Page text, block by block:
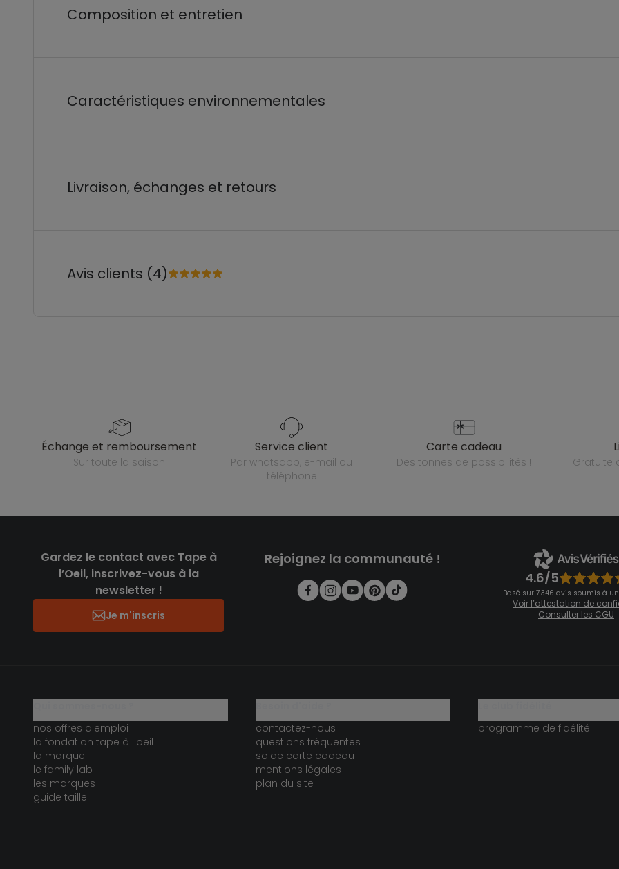
Composition et entretien
Caractéristiques environnementales
Livraison, échanges et retours
Avis clients (4)
échange et remboursement
sur toute la saison
service client
par whatsapp, e-mail ou
téléphone
carte cadeau
des tonnes de possibilités !
Gardez le contact avec Tape à
l’Oeil, inscrivez-vous à la
newsletter !
Je m'inscris
Rejoignez la communauté !
4.6/5
Basé sur 7 346 avis soumis à
Voir l’attestation de
Consulter les CGU
nos offres d'emploi
la fondation tape à l'oeil
la marque
le family lab
les marques
guide taille
contactez-nous
questions fréquentes
solde carte cadeau
mentions légales
plan du site
programme de fidélité